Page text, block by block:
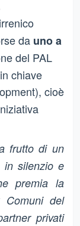
da uno a
del PAL
chiave
cioè
frutto di un
in silenzio e
premia la
del
privati